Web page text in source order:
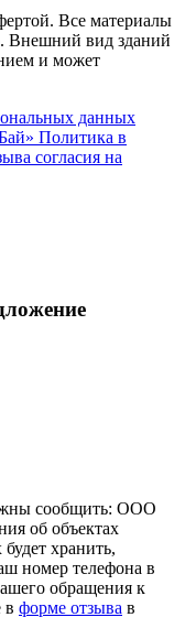
Все материалы
Внешний вид зданий
и может
данных
Политика в
согласия на
сообщить: ООО
об объектах
хранить,
номер телефона в
обращения к
в форме отзыва в